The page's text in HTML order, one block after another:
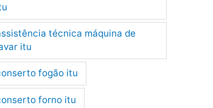
técnica máquina de
itu
fogão itu
forno itu